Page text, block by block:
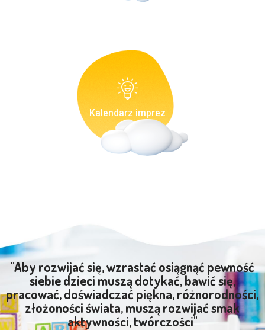
Kalendarz imprez
"Aby rozwijać się, wzrastać osiągnąć pewność
siebie dzieci muszą dotykać, bawić się,
pracować, doświadczać piękna, różnorodności,
złożoności świata, muszą rozwijać smak
aktywności, twórczości"